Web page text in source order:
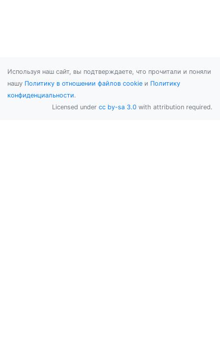
Используя наш сайт, вы подтверждаете, что прочитали и поняли
нашу Политику в отношении файлов cookie и Политику
конфиденциальности.
Licensed under cc by-sa 3.0 with attribution required.